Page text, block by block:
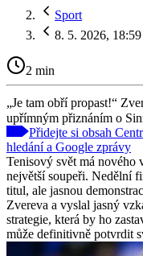
Sport
8. 5. 2026, 18:59
2 min
„Je tam obří propast!“
upřímným přiznáním o
Přidejte si obsah
hledání a Google zprávy
Tenisový svět má nového
největší soupeři. Nedělní
titul, ale jasnou
Zvereva a vyslal jasný
strategie, která by ho
může definitivně potvrdit